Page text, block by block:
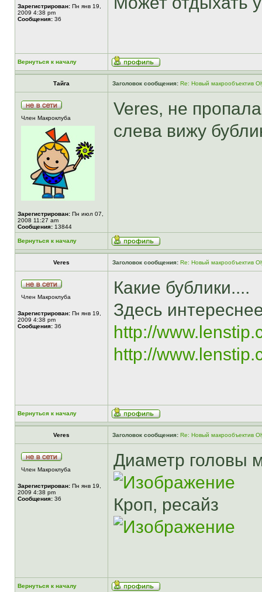
Зарегистрирован: Пн янв 19,
2009 4:38 pm
Сообщения: 36
Вернуться к началу
Тайга Заголовок сообщения: Re: Новый макрообъектив
Член Макроклуба
Зарегистрирован: Пн июл 07,
2008 11:27 am
Сообщения: 13844
Veres, не
слева вижу
Вернуться к началу
Veres Заголовок сообщения: Re: Новый макрообъектив
Член Макроклуба
Зарегистрирован: Пн янв 19,
2009 4:38 pm
Сообщения: 36
Какие бублики....
Здесь
http://
http://
Вернуться к началу
Veres Заголовок сообщения: Re: Новый макрообъектив
Член Макроклуба
Зарегистрирован: Пн янв 19,
2009 4:38 pm
Сообщения: 36
Диаметр головы
Кроп, ресайз
Вернуться к началу